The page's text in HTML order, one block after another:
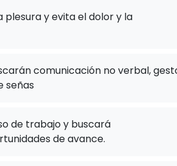
plesura y evita el dolor y la
comunicación no verbal,
señas
de trabajo y buscará
de avance.